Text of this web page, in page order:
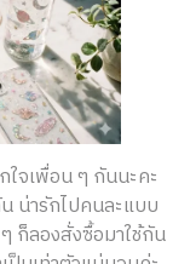
ใจเพื่อน ๆ กันนะคะ
น่ารักไปคนละแบบ
ก็ลองสั่งซื้อมาใช้กัน